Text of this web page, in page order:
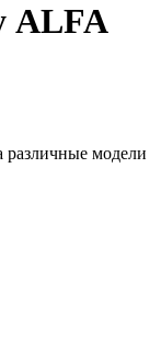
ALFA
различные модели